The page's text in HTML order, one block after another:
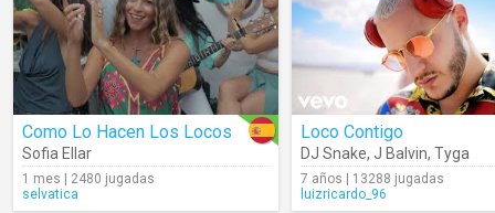
Como Lo Hacen Los Locos
Sofia Ellar
1 mes | 2480 jugadas
selvatica
Loco Contigo
DJ Snake, J Balvin, Tyga
7 años | 13288 jugadas
luizricardo_96